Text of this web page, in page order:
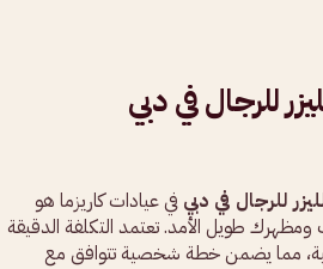
للرجال في دبي
للرجال في دبي في عيادات كاريزما هو
طويل الأمد. تعتمد التكلفة الدقيقة
مما يضمن خطة شخصية تتوافق مع